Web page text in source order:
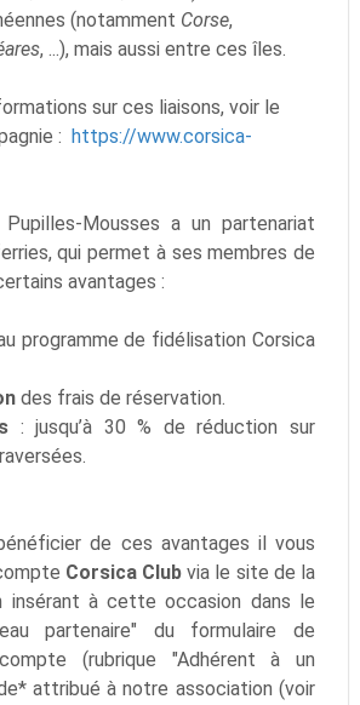
(notamment Corse,
, ...), mais aussi entre ces îles.
sur ces liaisons, voir le
: https://www.corsica-
Pupilles-Mousses a un partenariat
qui permet à ses membres de
avantages :
programme de fidélisation Corsica
des frais de réservation.
: jusqu’à 30 % de réduction sur
de ces avantages il vous
Corsica Club via le site de la
insérant à cette occasion dans le
partenaire" du formulaire de
(rubrique "Adhérent à un
attribué à notre association (voir